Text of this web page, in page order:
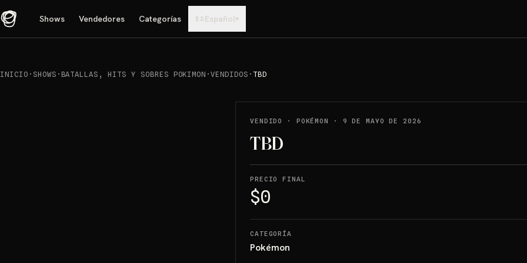
Shows Vendedores Categorías ES Español▾
INICIO · SHOWS · BATALLAS, HITS Y SOBRES POKIMON ·VENDIDOS · TBD
VENDIDO · POKÉMON · 9 DE MAYO DE 2026
TBD
PRECIO FINAL
$0
CATEGORÍA
Pokémon